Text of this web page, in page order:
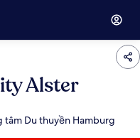
Alster
tâm Du thuyền Hamburg